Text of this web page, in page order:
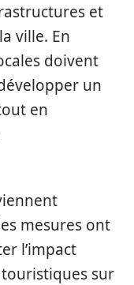
et
ville. En
doivent
un
en
mesures ont
l’impact
sur